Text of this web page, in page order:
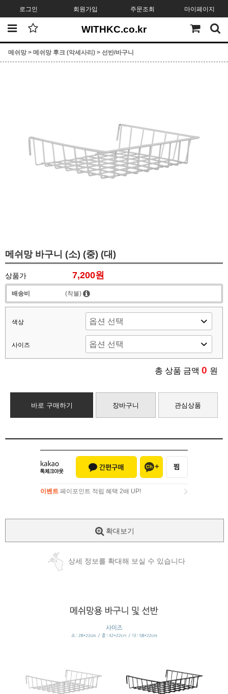
로그인 회원가입 주문조회 마이페이지
WITHKC.co.kr
메쉬망> 메쉬망 후크 (악세사리) > 선반/바구니
메쉬망 바구니 (소) (중) (대)
상품가 7,200원
배송비 (착불)
색상
사이즈
총 상품 금액 0 원
바로 구매하기 장바구니 관심상품
이벤트 페이포인트 적립 혜택 2배 UP!
확대보기
상세 정보를 확대해 보실 수 있습니다